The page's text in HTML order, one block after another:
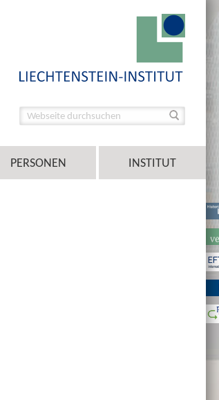
PERSONEN INSTITUT